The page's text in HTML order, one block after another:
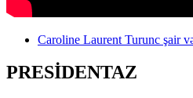
Caroline Laurent Turunc şair və
PRESİDENTAZ